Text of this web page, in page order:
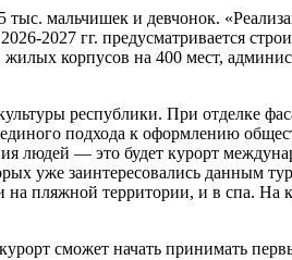
мальчишек и девчонок.
2027 гг. предусматривается
корпусов на 400 мест,
республики. При отделке
подхода к оформлению
людей — это будет курорт
уже заинтересовались данным
пляжной территории, и в спа. На
сможет начать принимать